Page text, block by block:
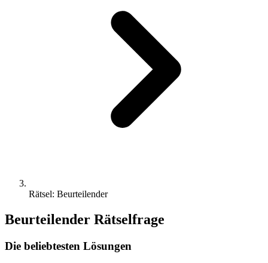
Rätsel: Beurteilender
Beurteilender Rätselfrage
Die beliebtesten Lösungen